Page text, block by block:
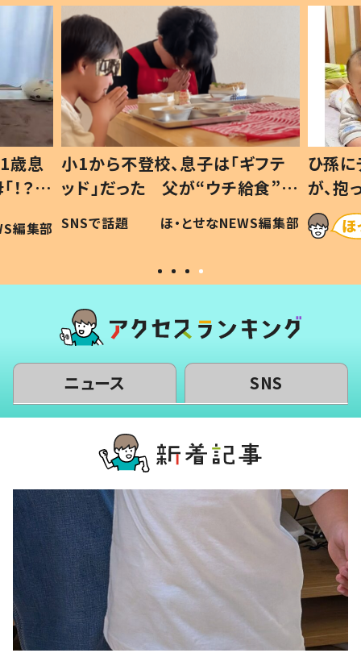
歳息
？」
編集部
小1から不登校、息子は「ギフテ
ッド」だった 父が“ウチ給食”を
作り続ける理由とは #令和の親
#令和の子
SNSで話題 ほ・とせなNEWS編集部
ひ孫
が、
「涙が
い」
ニュース SNS